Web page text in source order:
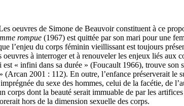
oeuvres de Simone de Beauvoir constituent à ce
rompue (1967) est quittée par son mari pour une
l’enjeu du corps féminin vieillissant est toujours
à interroger et à renouveler les enjeux liés aux
« infini dans sa durée » (Foucault 1966), trouve son
2001 : 112). En outre, l’enfance préserverait le
du sexe des hommes, celui de la facétie, de
corps dont la beauté serait immuable de par les
hors de la dimension sexuelle des corps.